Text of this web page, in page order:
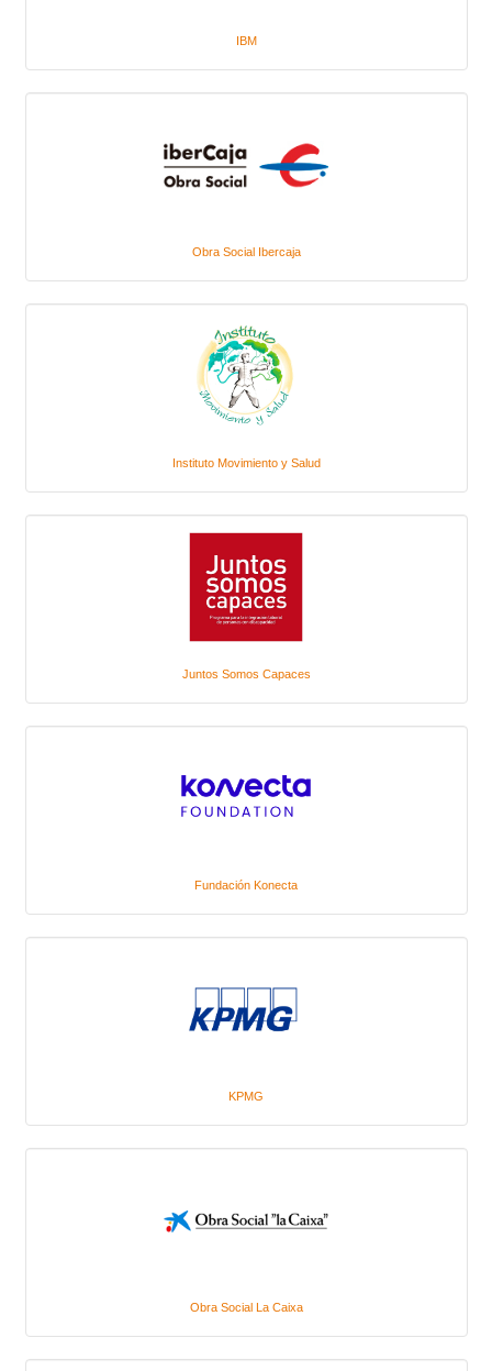
IBM
Obra Social Ibercaja
Instituto Movimiento y Salud
Juntos Somos Capaces
Fundación Konecta
KPMG
Obra Social La Caixa